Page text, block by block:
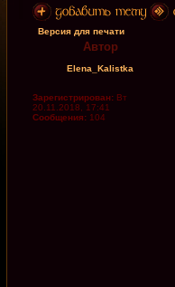
Версия для печати
Автор
Elena_Kalistka
Зарегистрирован: Вт
20.11.2018, 17:41
Сообщения: 104